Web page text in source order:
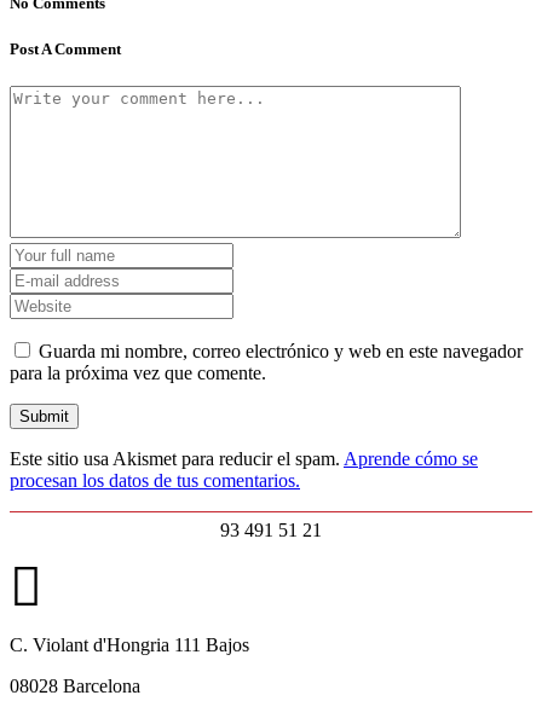
Post A Comment
Guarda mi nombre, correo electrónico y web en este navegador
para la próxima vez que comente.
Este sitio usa Akismet para reducir el spam. Aprende cómo se
procesan los datos de tus comentarios.
93 491 51 21
C. Violant d'Hongria 111 Bajos
08028 Barcelona